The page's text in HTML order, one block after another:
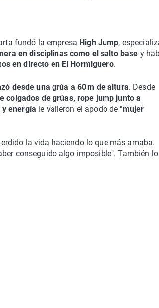
fundó la empresa High Jump,
en disciplinas como el salto base y
en directo en El Hormiguero.
desde una grúa a 60 m de altura. Desde
colgados de grúas, rope jump junto a
energía le valieron el apodo de "mujer
la vida haciendo lo que más amaba.
conseguido algo imposible". También